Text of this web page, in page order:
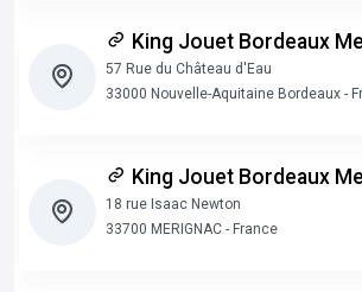
King Jouet Bordeaux
57 Rue du Château d'Eau
33000 Nouvelle-Aquitaine Bordeaux -
King Jouet Bordeaux
18 rue Isaac Newton
33700 MERIGNAC - France